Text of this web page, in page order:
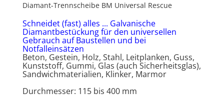
Diamant-Trennscheibe BM Universal Rescue
Schneidet (fast) alles ... Galvanische
Diamantbestückung für den universellen
Gebrauch auf Baustellen und bei
Notfalleinsätzen
Beton, Gestein, Holz, Stahl, Leitplanken, Guss,
Kunststoff, Gummi, Glas (auch Sicherheitsglas),
Sandwichmaterialien, Klinker, Marmor
Durchmesser: 115 bis 400 mm